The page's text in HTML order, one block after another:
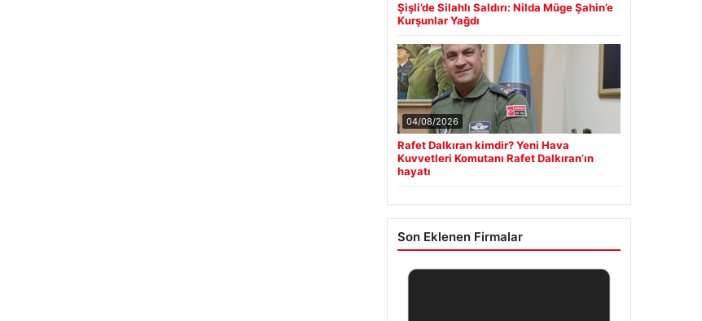
Şişli’de Silahlı Saldırı: Nilda Müge Şahin’e
Kurşunlar Yağdı
04/08/2026
Rafet Dalkıran kimdir? Yeni Hava
Kuvvetleri Komutanı Rafet Dalkıran’ın
hayatı
Son Eklenen Firmalar